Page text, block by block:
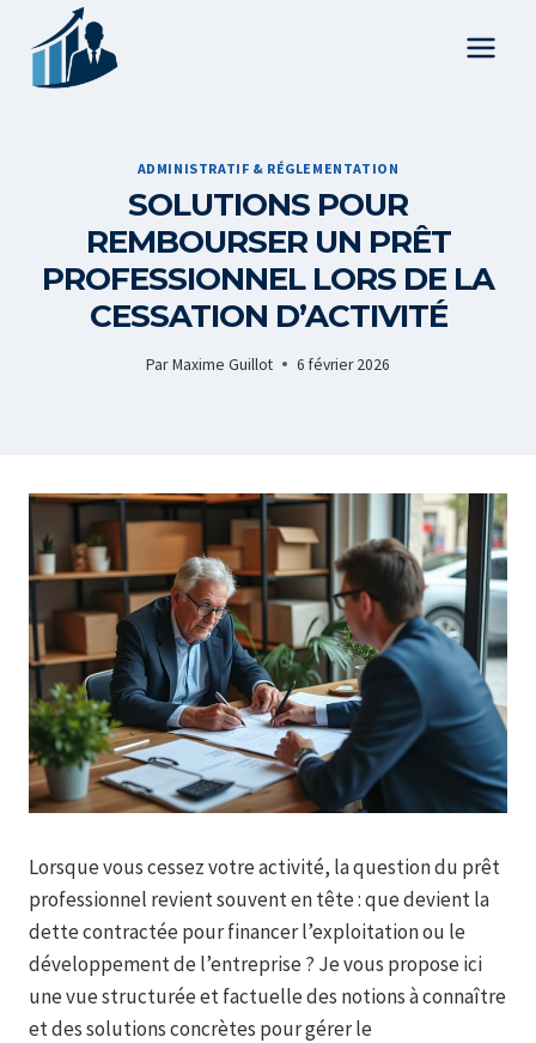
contenu
ADMINISTRATIF & RÉGLEMENTATION
SOLUTIONS POUR
REMBOURSER UN PRÊT
PROFESSIONNEL LORS DE LA
CESSATION D’ACTIVITÉ
Par Maxime Guillot 6 février 2026
Lorsque vous cessez votre activité, la question du prêt
professionnel revient souvent en tête : que devient la
dette contractée pour financer l’exploitation ou le
développement de l’entreprise ? Je vous propose ici
une vue structurée et factuelle des notions à connaître
et des solutions concrètes pour gérer le